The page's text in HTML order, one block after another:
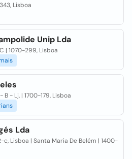
Lisboa
Unip Lda
| 1070-299, Lisboa
B - Lj. | 1700-179, Lisboa
Lda
c, Lisboa | Santa Maria De Belém | 1400-